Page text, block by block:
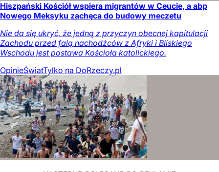
Hiszpański Kościół wspiera migrantów w Ceucie, a abp
Nowego Meksyku zachęca do budowy meczetu
Nie da się ukryć, że jedną z przyczyn obecnej kapitulacji
Zachodu przed falą nachodźców z Afryki i Bliskiego
Wschodu jest postawa Kościoła katolickiego.
OpinieŚwiatTylko na DoRzeczy.pl